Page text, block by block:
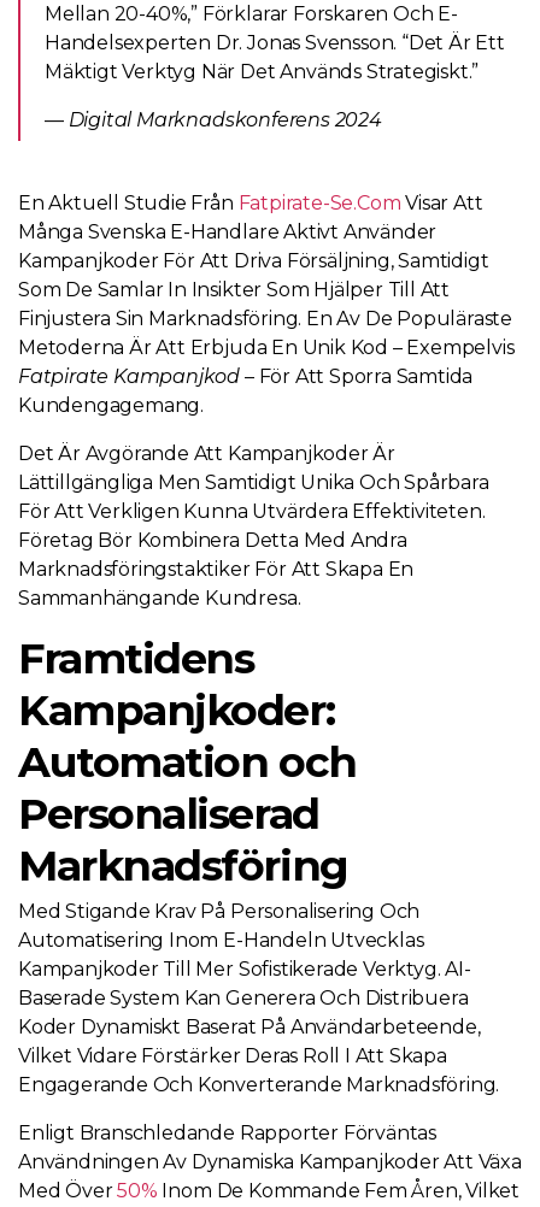
Mellan 20-40%,” Förklarar Forskaren Och E-
Handelsexperten Dr. Jonas Svensson. “Det Är Ett
Mäktigt Verktyg När Det Används Strategiskt.”
— Digital Marknadskonferens 2024
En Aktuell Studie Från Fatpirate-Se.com Visar Att
Många Svenska E-Handlare Aktivt Använder
Kampanjkoder För Att Driva Försäljning, Samtidigt
Som De Samlar In Insikter Som Hjälper Till Att
Finjustera Sin Marknadsföring. En Av De Populäraste
Metoderna Är Att Erbjuda En Unik Kod – Exempelvis
Fatpirate Kampanjkod – För Att Sporra Samtida
Kundengagemang.
Det Är Avgörande Att Kampanjkoder Är
Lättillgängliga Men Samtidigt Unika Och Spårbara
För Att Verkligen Kunna Utvärdera Effektiviteten.
Företag Bör Kombinera Detta Med Andra
Marknadsföringstaktiker För Att Skapa En
Sammanhängande Kundresa.
Framtidens
Kampanjkoder:
Automation och
Personaliserad
Marknadsföring
Med Stigande Krav På Personalisering Och
Automatisering Inom E-Handeln Utvecklas
Kampanjkoder Till Mer Sofistikerade Verktyg. AI-
Baserade System Kan Generera Och Distribuera
Koder Dynamiskt Baserat På Användarbeteende,
Vilket Vidare Förstärker Deras Roll I Att Skapa
Engagerande Och Konverterande Marknadsföring.
Enligt Branschledande Rapporter Förväntas
Användningen Av Dynamiska Kampanjkoder Att Växa
Med Över50% Inom De Kommande Fem Åren, Vilket